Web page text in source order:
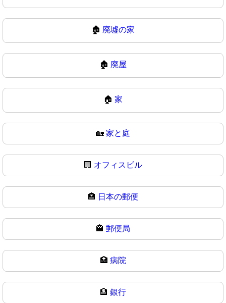
🏚️ 廃墟の家
🏚 廃屋
🏠 家
🏡 家と庭
🏢 オフィスビル
🏣 日本の郵便
🏤 郵便局
🏥 病院
🏦 銀行